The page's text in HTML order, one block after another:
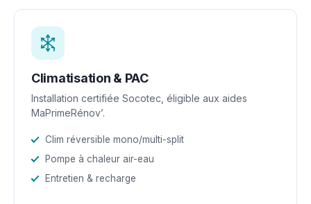
Climatisation & PAC
Installation certifiée Socotec, éligible aux aides
MaPrimeRénov’.
Clim réversible mono/multi-split
Pompe à chaleur air-eau
Entretien & recharge